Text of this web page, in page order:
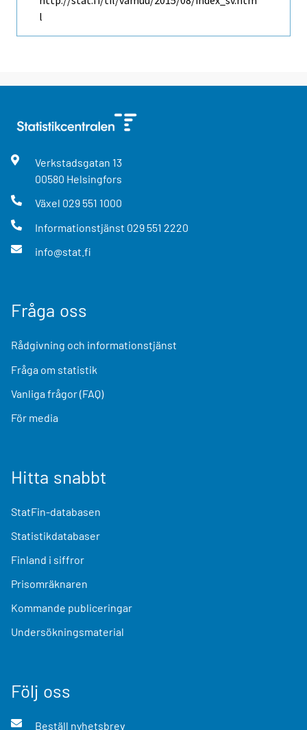
l
Verkstadsgatan 13
00580 Helsingfors
Växel 029 551 1000
Informationstjänst 029 551 2220
info@stat.fi
Fråga oss
Rådgivning och informationstjänst
Fråga om statistik
Vanliga frågor (FAQ)
För media
Hitta snabbt
StatFin-databasen
Statistikdatabaser
Finland i siffror
Prisomräknaren
Kommande publiceringar
Undersökningsmaterial
Följ oss
Beställ nyhetsbrev